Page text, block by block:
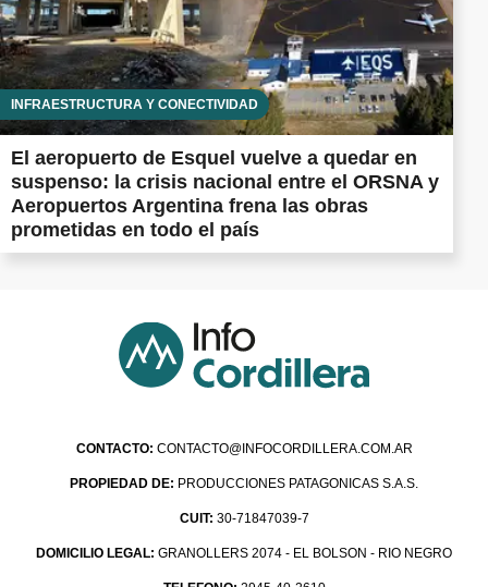
INFRAESTRUCTURA Y CONECTIVIDAD
El aeropuerto de Esquel vuelve a quedar en
suspenso: la crisis nacional entre el ORSNA y
Aeropuertos Argentina frena las obras
prometidas en todo el país
CONTACTO: CONTACTO@INFOCORDILLERA.COM.AR
PROPIEDAD DE: PRODUCCIONES PATAGONICAS S.A.S.
CUIT: 30-71847039-7
DOMICILIO LEGAL: GRANOLLERS 2074 - EL BOLSON - RIO NEGRO